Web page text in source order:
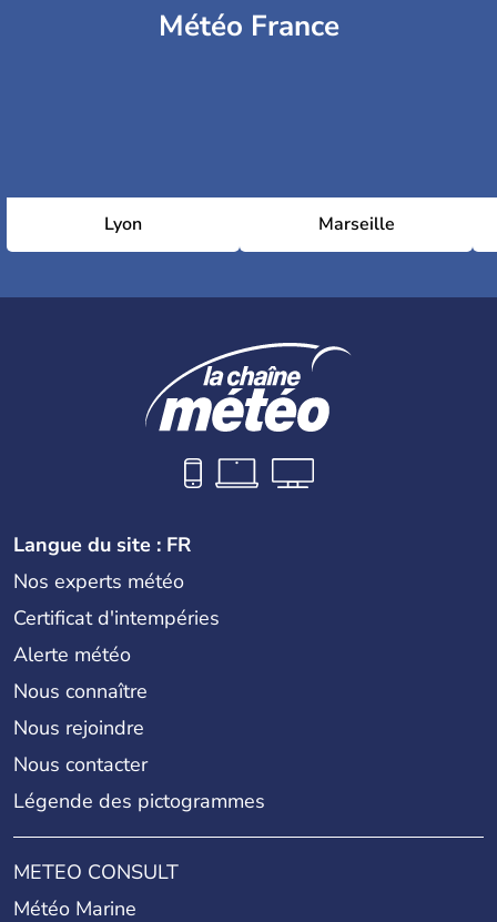
Météo France
Lyon Marseille
Langue du site : FR
Nos experts météo
Certificat d'intempéries
Alerte météo
Nous connaître
Nous rejoindre
Nous contacter
Légende des pictogrammes
METEO CONSULT
Météo Marine